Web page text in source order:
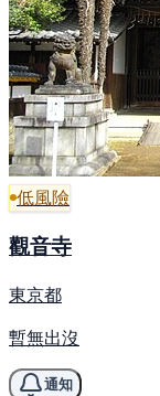
低風險
觀音寺
東京都
暫無出沒
通知